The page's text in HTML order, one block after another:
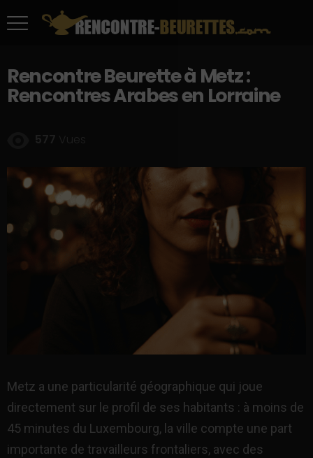
Rencontre Beurette à Metz :
Rencontres Arabes en Lorraine
Metz a une particularité géographique qui joue
directement sur le profil de ses habitants : à moins de
45 minutes du Luxembourg, la ville compte une part
importante de travailleurs frontaliers, avec des